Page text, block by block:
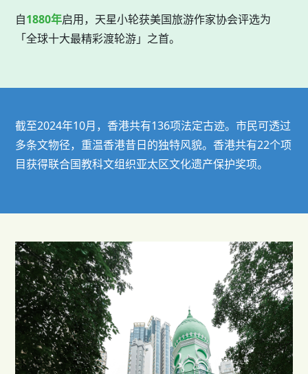
自1880年启用，天星小轮获美国旅游作家协会评选为
「全球十大最精彩渡轮游」之首。
截至2024年10月，香港共有136项法定古迹。市民可透过
多条文物径，重温香港昔日的独特风貌。香港共有22个项
目获得联合国教科文组织亚太区文化遗产保护奖项。